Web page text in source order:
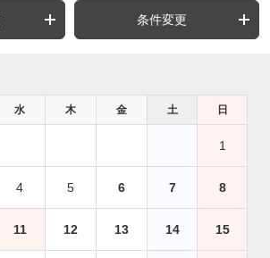
条件変更
水 木 金 土 日
1
4 5 6 7 8
11 12 13 14 15